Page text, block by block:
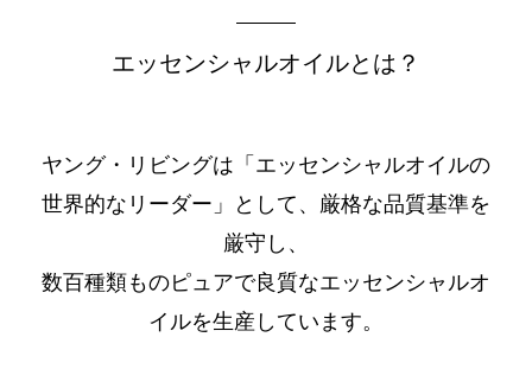
エッセンシャルオイルとは？
ヤング・リビングは「エッセンシャルオイルの
世界的なリーダー」として、厳格な品質基準を
厳守し、
数百種類ものピュアで良質なエッセンシャルオ
イルを生産しています。